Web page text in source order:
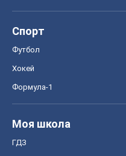
Спорт
Футбол
Хокей
Формула-1
Моя школа
ГДЗ